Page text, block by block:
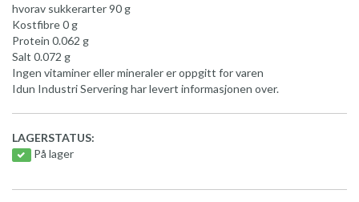
hvorav sukkerarter 90 g
Kostfibre 0 g
Protein 0.062 g
Salt 0.072 g
Ingen vitaminer eller mineraler er oppgitt for varen
Idun Industri Servering har levert informasjonen over.
LAGERSTATUS:
På lager